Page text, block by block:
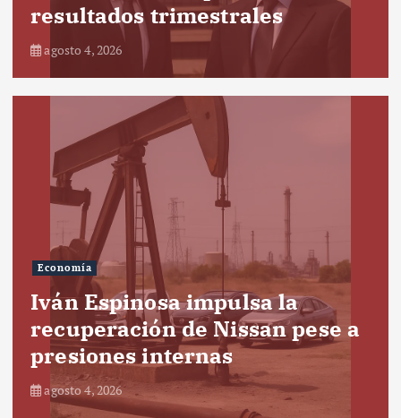
resultados trimestrales
agosto 4, 2026
Economía
Iván Espinosa impulsa la
recuperación de Nissan pese a
presiones internas
agosto 4, 2026